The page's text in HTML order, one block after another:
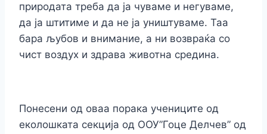
природата треба да ја чуваме и негуваме,
да ја штитиме и да не ја уништуваме. Таа
бара љубов и внимание, а ни возвраќа со
чист воздух и здрава животна средина.
Понесени од оваа порака учениците од
еколошката секција од ООУ”Гоце Делчев” од